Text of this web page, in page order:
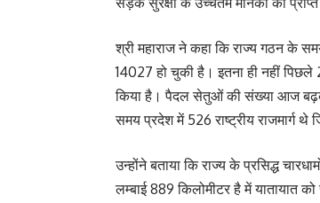
श्री महाराज ने कहा कि राज्य गठन के
14027 हो चुकी है। इतना ही नहीं
किया है। पैदल सेतुओं की संख्या आज
समय प्रदेश में 526 राष्ट्रीय राजमार्ग
उन्होंने बताया कि राज्य के प्रसिद्ध
लम्बाई 889 किलोमीटर है में यातायात